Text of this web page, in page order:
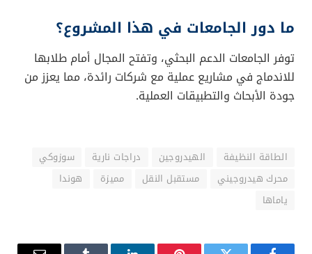
ما دور الجامعات في هذا المشروع؟
توفر الجامعات الدعم البحثي، وتفتح المجال أمام طلابها
للاندماج في مشاريع عملية مع شركات رائدة، مما يعزز من
جودة الأبحاث والتطبيقات العملية.
الطاقة النظيفة الهيدروجين دراجات نارية
سوزوكي
محرك هيدروجيني
مستقبل النقل مميزة
هوندا
ياماها